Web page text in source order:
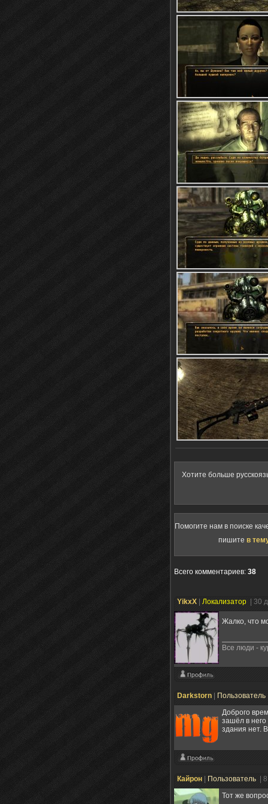
Хотите больше
Помогите нам в поиске
пишите в
Всего комментариев: 38
YikxX Локализатор | 30
Жалко, что
Все люди -
Darkstorn Пользователь
Доброго
зашёл в
здания нет.
Кайрон Пользователь
|
Тот же